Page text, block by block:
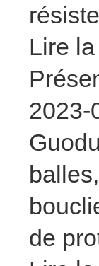
Lire
2023-
de